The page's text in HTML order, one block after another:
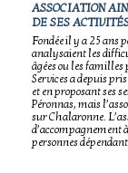
ASSOCIATION
DE SES
Fondée il y a 25 ans
analysaient les
âgées ou les
Services a depuis
et en proposant ses
Péronnas, mais
sur Chalaronne.
d’accompagnement
personnes